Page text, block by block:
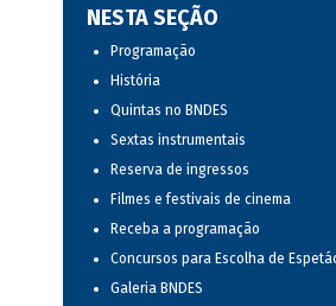
NESTA SEÇÃO
Programação
História
Quintas no BNDES
Sextas instrumentais
Reserva de ingressos
Filmes e festivais de cinema
Receba a programação
Concursos para Escolha de
Galeria BNDES